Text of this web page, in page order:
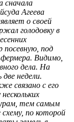
сначала
Агеева
о своей
голодовку в
посевную, под
Видимо,
дела. На
недели.
связано с его
тем самым
по которой